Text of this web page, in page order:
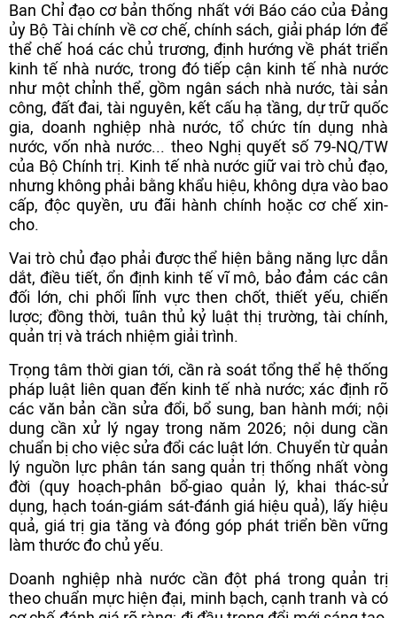
Ban Chỉ đạo cơ bản thống nhất với Báo cáo của Đảng
ủy Bộ Tài chính về cơ chế, chính sách, giải pháp lớn để
thể chế hoá các chủ trương, định hướng về phát triển
kinh tế nhà nước, trong đó tiếp cận kinh tế nhà nước
như một chỉnh thể, gồm ngân sách nhà nước, tài sản
công, đất đai, tài nguyên, kết cấu hạ tầng, dự trữ quốc
gia, doanh nghiệp nhà nước, tổ chức tín dụng nhà
nước, vốn nhà nước... theo Nghị quyết số 79-NQ/TW
của Bộ Chính trị. Kinh tế nhà nước giữ vai trò chủ đạo,
nhưng không phải bằng khẩu hiệu, không dựa vào bao
cấp, độc quyền, ưu đãi hành chính hoặc cơ chế xin-
cho.
Vai trò chủ đạo phải được thể hiện bằng năng lực dẫn
dắt, điều tiết, ổn định kinh tế vĩ mô, bảo đảm các cân
đối lớn, chi phối lĩnh vực then chốt, thiết yếu, chiến
lược; đồng thời, tuân thủ kỷ luật thị trường, tài chính,
quản trị và trách nhiệm giải trình.
Trọng tâm thời gian tới, cần rà soát tổng thể hệ thống
pháp luật liên quan đến kinh tế nhà nước; xác định rõ
các văn bản cần sửa đổi, bổ sung, ban hành mới; nội
dung cần xử lý ngay trong năm 2026; nội dung cần
chuẩn bị cho việc sửa đổi các luật lớn. Chuyển từ quản
lý nguồn lực phân tán sang quản trị thống nhất vòng
đời (quy hoạch-phân bổ-giao quản lý, khai thác-sử
dụng, hạch toán-giám sát-đánh giá hiệu quả), lấy hiệu
quả, giá trị gia tăng và đóng góp phát triển bền vững
làm thước đo chủ yếu.
Doanh nghiệp nhà nước cần đột phá trong quản trị
theo chuẩn mực hiện đại, minh bạch, cạnh tranh và có